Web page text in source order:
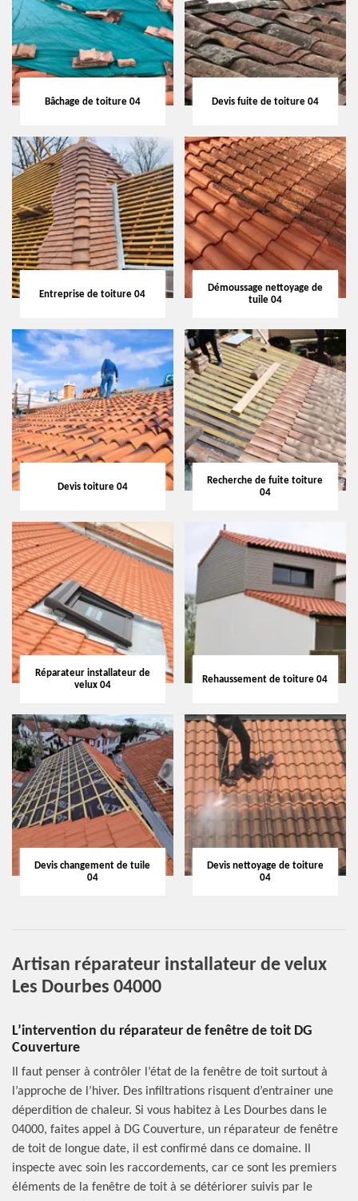
Bâchage de toiture 04 Devis fuite de toiture 04
Entreprise de toiture 04
Démoussage nettoyage de
tuile 04
Devis toiture 04
Recherche de fuite toiture
04
Réparateur installateur de
velux 04
Rehaussement de toiture 04
Devis changement de tuile
04
Devis nettoyage de toiture
04
Artisan réparateur installateur de velux
Les Dourbes 04000
L’intervention du réparateur de fenêtre de toit DG
Couverture
Il faut penser à contrôler l’état de la fenêtre de toit surtout à
l’approche de l’hiver. Des infiltrations risquent d’entrainer une
déperdition de chaleur. Si vous habitez à Les Dourbes dans le
04000, faites appel à DG Couverture, un réparateur de fenêtre
de toit de longue date, il est confirmé dans ce domaine. Il
inspecte avec soin les raccordements, car ce sont les premiers
éléments de la fenêtre de toit à se détériorer suivis par le